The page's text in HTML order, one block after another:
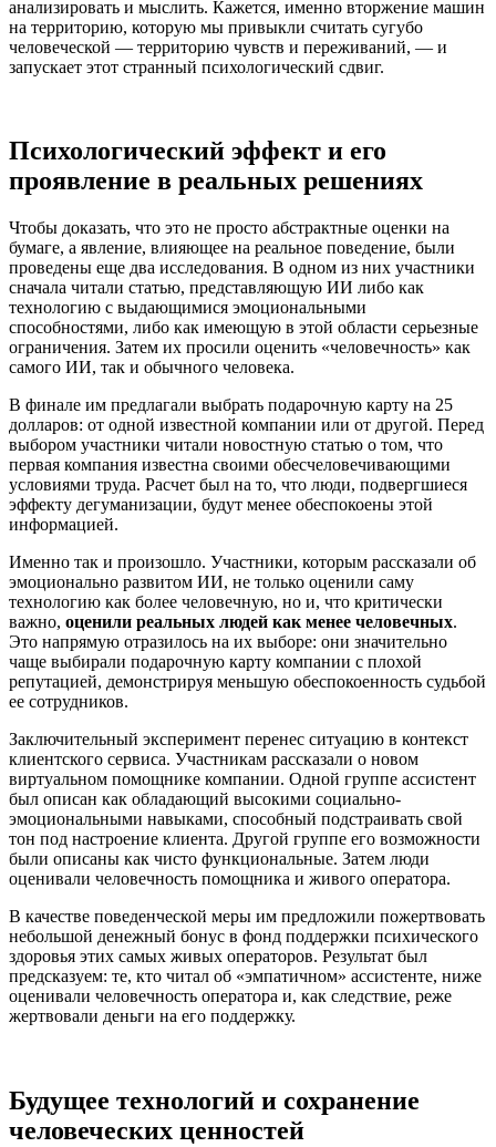
анализировать и мыслить. Кажется, именно вторжение машин
на территорию, которую мы привыкли считать сугубо
человеческой — территорию чувств и переживаний, — и
запускает этот странный психологический сдвиг.
Психологический эффект и его
проявление в реальных решениях
Чтобы доказать, что это не просто абстрактные оценки на
бумаге, а явление, влияющее на реальное поведение, были
проведены еще два исследования. В одном из них участники
сначала читали статью, представляющую ИИ либо как
технологию с выдающимися эмоциональными
способностями, либо как имеющую в этой области серьезные
ограничения. Затем их просили оценить «человечность» как
самого ИИ, так и обычного человека.
В финале им предлагали выбрать подарочную карту на 25
долларов: от одной известной компании или от другой. Перед
выбором участники читали новостную статью о том, что
первая компания известна своими обесчеловечивающими
условиями труда. Расчет был на то, что люди, подвергшиеся
эффекту дегуманизации, будут менее обеспокоены этой
информацией.
Именно так и произошло. Участники, которым рассказали об
эмоционально развитом ИИ, не только оценили саму
технологию как более человечную, но и, что критически
важно, оценили реальных людей как менее человечных.
Это напрямую отразилось на их выборе: они значительно
чаще выбирали подарочную карту компании с плохой
репутацией, демонстрируя меньшую обеспокоенность судьбой
ее сотрудников.
Заключительный эксперимент перенес ситуацию в контекст
клиентского сервиса. Участникам рассказали о новом
виртуальном помощнике компании. Одной группе ассистент
был описан как обладающий высокими социально-
эмоциональными навыками, способный подстраивать свой
тон под настроение клиента. Другой группе его возможности
были описаны как чисто функциональные. Затем люди
оценивали человечность помощника и живого оператора.
В качестве поведенческой меры им предложили пожертвовать
небольшой денежный бонус в фонд поддержки психического
здоровья этих самых живых операторов. Результат был
предсказуем: те, кто читал об «эмпатичном» ассистенте, ниже
оценивали человечность оператора и, как следствие, реже
жертвовали деньги на его поддержку.
Будущее технологий и сохранение
человеческих ценностей